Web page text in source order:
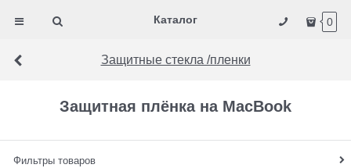
Каталог 0
Защитные стекла /пленки
Защитная плёнка на MacBook
Фильтры товаров